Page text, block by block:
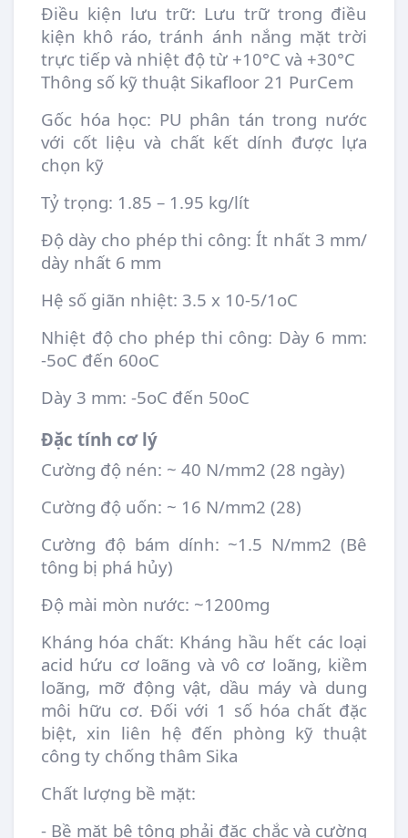
Điều kiện lưu trữ: Lưu trữ trong điều
kiện khô ráo, tránh ánh nắng mặt trời
trực tiếp và nhiệt độ từ +10°C và +30°C
Thông số kỹ thuật Sikafloor 21 PurCem
Gốc hóa học: PU phân tán trong nước
với cốt liệu và chất kết dính được lựa
chọn kỹ
Tỷ trọng: 1.85 – 1.95 kg/lít
Độ dày cho phép thi công: Ít nhất 3 mm/
dày nhất 6 mm
Hệ số giãn nhiệt: 3.5 x 10-5/1oC
Nhiệt độ cho phép thi công: Dày 6 mm:
-5oC đến 60oC
Dày 3 mm: -5oC đến 50oC
Đặc tính cơ lý
Cường độ nén: ~ 40 N/mm2 (28 ngày)
Cường độ uốn: ~ 16 N/mm2 (28)
Cường độ bám dính: ~1.5 N/mm2 (Bê
tông bị phá hủy)
Độ mài mòn nước: ~1200mg
Kháng hóa chất: Kháng hầu hết các loại
acid hứu cơ loãng và vô cơ loãng, kiềm
loãng, mỡ động vật, dầu máy và dung
môi hữu cơ. Đối với 1 số hóa chất đặc
biệt, xin liên hệ đến phòng kỹ thuật
công ty chống thâm Sika
Chất lượng bề mặt:
- Bề mặt bê tông phải đặc chắc và cường